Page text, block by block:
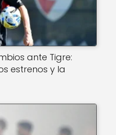
ante Tigre:
estrenos y la